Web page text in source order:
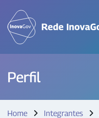
Perfil
Home Integrantes